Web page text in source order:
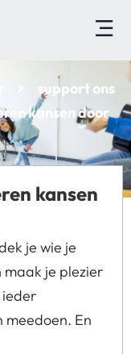
support ons
kansen door
kansen
je wie je
maak je plezier
ieder
meedoen. En